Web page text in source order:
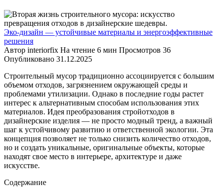
Эко-дизайн — устойчивые материалы и энергоэффективные
решения
Автор interiorfix На чтение 6 мин Просмотров 36
Опубликовано 31.12.2025
Строительный мусор традиционно ассоциируется с большим
объемом отходов, загрязнением окружающей среды и
проблемами утилизации. Однако в последние годы растет
интерес к альтернативным способам использования этих
материалов. Идея преобразования стройотходов в
дизайнерские изделия — не просто модный тренд, а важный
шаг к устойчивому развитию и ответственной экологии. Эта
концепция позволяет не только снизить количество отходов,
но и создать уникальные, оригинальные объекты, которые
находят свое место в интерьере, архитектуре и даже
искусстве.
Содержание